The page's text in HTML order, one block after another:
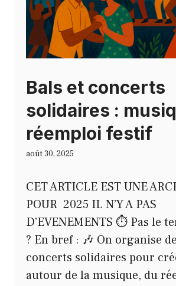
Bals et concerts
solidaires :
réemploi festif
août 30, 2025
CET ARTICLE EST UNE
POUR 2025 IL N’Y A PAS
D’EVENEMENTS ⏱️ Pas le
? En bref : 🎶 On organise
concerts solidaires pour
autour de la musique, du